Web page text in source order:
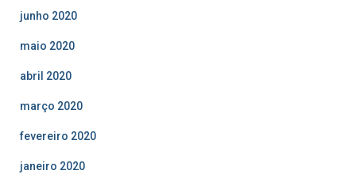
junho 2020
maio 2020
abril 2020
março 2020
fevereiro 2020
janeiro 2020